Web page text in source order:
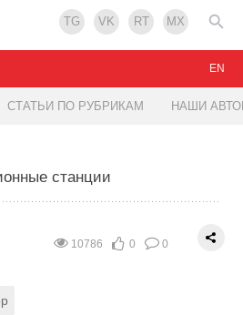
TG VK RT MX
СТАТЬИ ПО РУБРИКАМ НАШИ
EN
станции
10786 0 0
11277
данные о работе систем
13273 0 0